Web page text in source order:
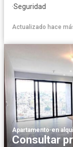
·Seguridad
Actualizado hace
Apartamento·en
Consultar